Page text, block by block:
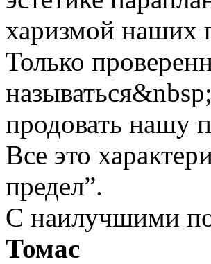
харизмой наших
Только
продовать нашу
Все это
предел”.
С наилучшими
Томас